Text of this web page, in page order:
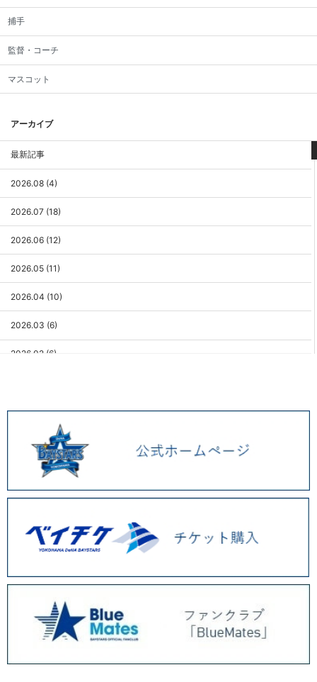
捕手
監督・コーチ
マスコット
アーカイブ
最新記事
2026.08 (4)
2026.07 (18)
2026.06 (12)
2026.05 (11)
2026.04 (10)
2026.03 (6)
2026.02 (6)
2025.12 (3)
2025.11 (6)
2025.10 (5)
2025.09 (5)
2025.08 (6)
2025.07 (6)
7/1(火)『青炎シリーズ』関連グッズ、度会隆輝選手監修サングラスなど新
商品発売！
6/27(金)YOKOHAMA STAR☆NIGHT 2025 レプリカユニフォーム、選手ぬ
いぐるみ第2弾など新商品発売！
6/20(金)マスコットコラボや選手プロデュースグッズ、アクリル選手キャッ